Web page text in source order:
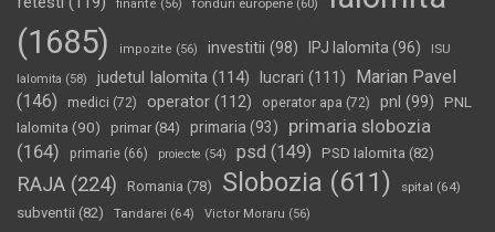
finante (56) fonduri europene (60)
(1685)
impozite (56) investitii (98) IPJ Ialomita (96) ISU
Ialomita (58) judetul Ialomita (114) lucrari (111)
Marian Pavel
(146)
medici (72) operator (112) operator apa (72) pnl (99)
PNL
Ialomita (90) primar(84) primaria (93)
primaria slobozia
(164)
primarie (66) proiecte (54) psd (149) PSD Ialomita (82)
RAJA (224) Romania (78) Slobozia (611) spital (64)
subventii (82) Tandarei (64) Victor Moraru (56)